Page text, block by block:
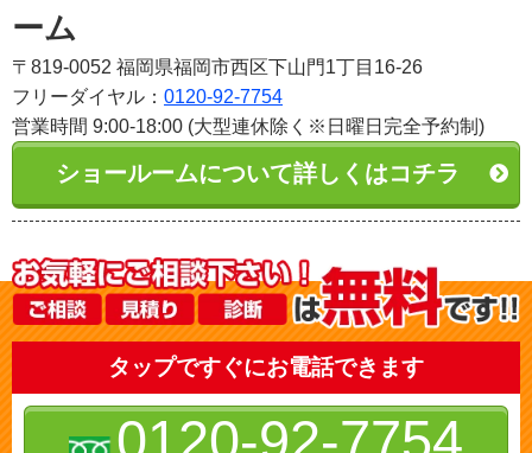
ーム
〒819-0052 福岡県福岡市西区下山門1丁目16-26
フリーダイヤル： 0120-92-7754
営業時間 9:00-18:00 (大型連休除く※日曜日完全予約制)
ショールームについて詳しくはコチラ
タップですぐにお電話できます
0120-92-7754